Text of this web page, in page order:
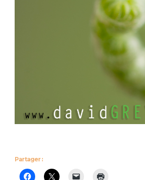
Partager :